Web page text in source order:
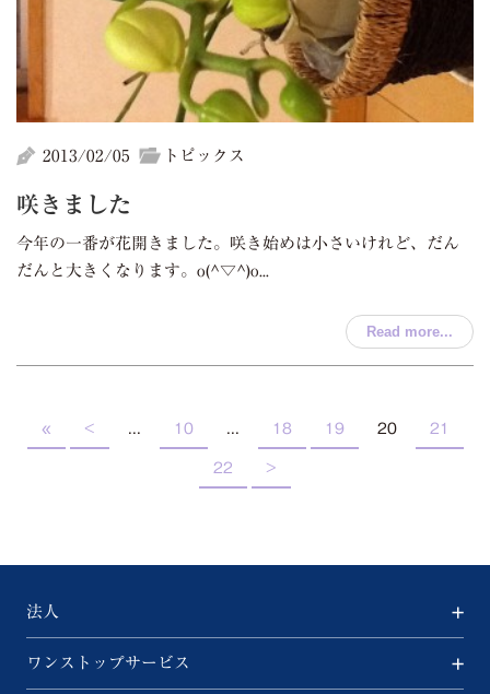
2013/02/05 トピックス
咲きました
今年の一番が花開きました。咲き始めは小さいけれど、だん
だんと大きくなります。o(^▽^)o...
Read more...
« < ... 10 ... 18 19 20 21
22 >
法人
ワンストップサービス